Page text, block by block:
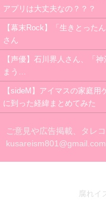
アプリは大丈夫なの？？？
【幕末Rock】「生きとった
さん
【声優】石川界人さん、「
まう…
【sideM】アイマスの家庭
に到った経緯まとめてみた
ご意見や広告掲載、タレ
kusareism801@gmail.com
腐れイ